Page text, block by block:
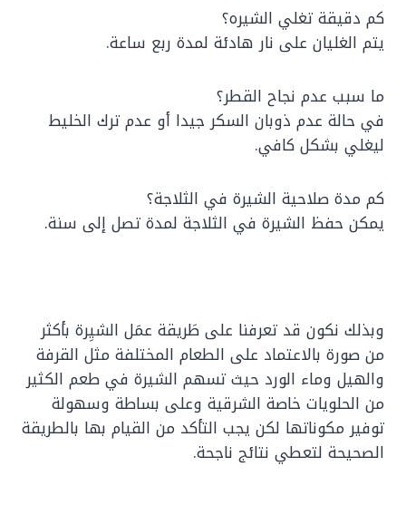
كم دقيقة تغلي الشيره؟
يتم الغليان على نار هادئة لمدة ربع ساعة.
ما سبب عدم نجاح القطر؟
في حالة عدم ذوبان السكر جيدا أو عدم ترك الخليط
ليغلي بشكل كافي.
كم مدة صلاحية الشيرة في الثلاجة؟
يمكن حفظ الشيرة في الثلاجة لمدة تصل إلى سنة.
وبذلك نكون قد تعرفنا على طَريقة عمَل الشيِرة بأكثر
من صورة بالاعتماد على الطعام المختلفة مثل القرفة
والهيل وماء الورد حيث تسهم الشيرة في طعم الكثير
من الحلويات خاصة الشرقية وعلى بساطة وسهولة
توفير مكوناتها لكن يجب التأكد من القيام بها بالطريقة
الصحيحة لتعطي نتائج ناجحة.